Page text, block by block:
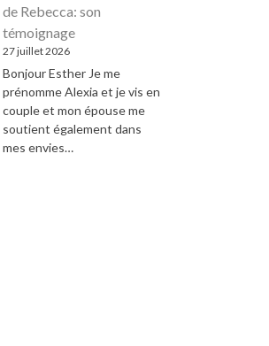
de Rebecca: son
témoignage
27 juillet 2026
Bonjour Esther Je me
prénomme Alexia et je vis en
couple et mon épouse me
soutient également dans
mes envies…